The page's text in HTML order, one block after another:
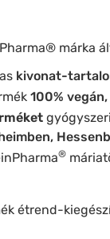
márka
kivonat-
100%
®
étrend-